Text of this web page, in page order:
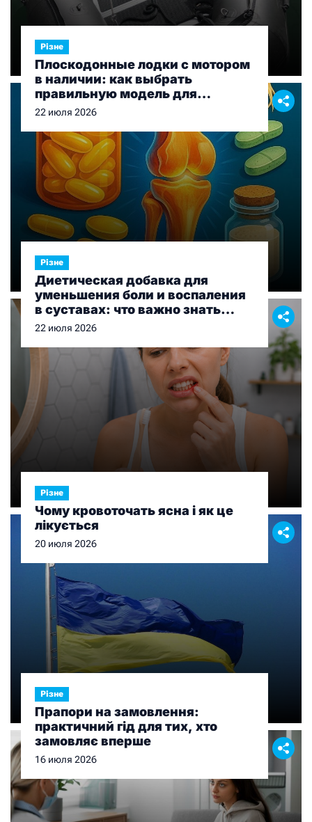
Різне
Плоскодонные лодки с мотором
в наличии: как выбрать
правильную модель для
рыбалки и отдыха
22 июля 2026
Різне
Диетическая добавка для
уменьшения боли и воспаления
в суставах: что важно знать
перед выбором
22 июля 2026
Різне
Чому кровоточать ясна і як це
лікується
20 июля 2026
Різне
Прапори на замовлення:
практичний гід для тих, хто
замовляє вперше
16 июля 2026